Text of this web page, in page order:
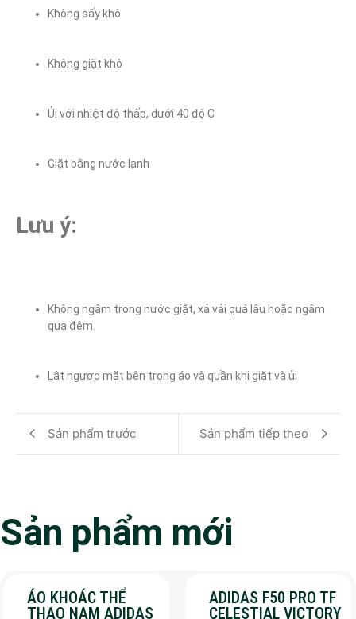
Không sấy khô
Không giặt khô
Ủi với nhiệt độ thấp, dưới 40 độ C
Giặt bằng nước lạnh
Lưu ý:
Không ngâm trong nước giặt, xả vải quá lâu hoặc ngâm
qua đêm.
Lật ngược mặt bên trong áo và quần khi giặt và ủi
Sản phẩm trước Sản phẩm tiếp theo
Sản phẩm mới
ÁO KHOÁC THỂ
THAO NAM ADIDAS
ADIDAS F50 PRO TF
CELESTIAL VICTORY